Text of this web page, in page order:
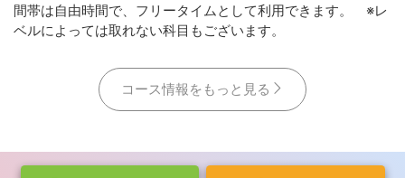
間帯は自由時間で、フリータイムとして利用できます。 ※レ
ベルによっては取れない科目もございます。
コース情報をもっと見る